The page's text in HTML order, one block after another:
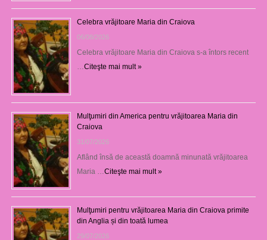
Celebra vrăjitoare Maria din Craiova
06/08/2026
Celebra vrăjitoare Maria din Craiova s-a întors recent
Citeşte mai mult »
Mulţumiri din America pentru vrăjitoarea Maria din
Craiova
31/07/2026
Aflând însă de această doamnă minunată vrăjitoarea
Maria … Citeşte mai mult »
Mulţumiri pentru vrăjitoarea Maria din Craiova primite
din Anglia și din toată lumea
29/07/2026